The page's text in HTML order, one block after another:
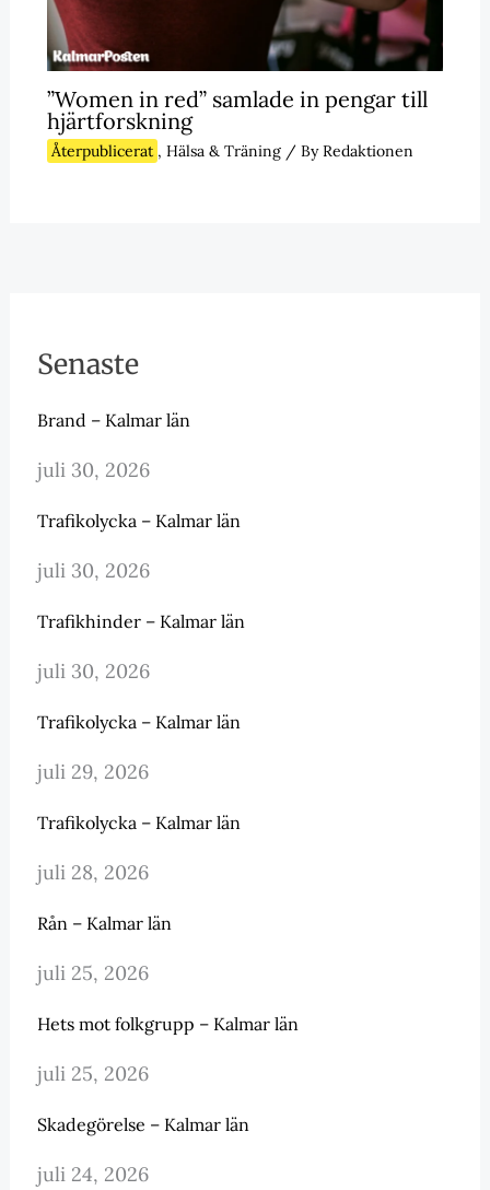
”Women in red” samlade in pengar till
hjärtforskning
Återpublicerat , Hälsa & Träning/ ByRedaktionen
Senaste
Brand – Kalmar län
juli 30, 2026
Trafikolycka – Kalmar län
juli 30, 2026
Trafikhinder – Kalmar län
juli 30, 2026
Trafikolycka – Kalmar län
juli 29, 2026
Trafikolycka – Kalmar län
juli 28, 2026
Rån – Kalmar län
juli 25, 2026
Hets mot folkgrupp – Kalmar län
juli 25, 2026
Skadegörelse – Kalmar län
juli 24, 2026